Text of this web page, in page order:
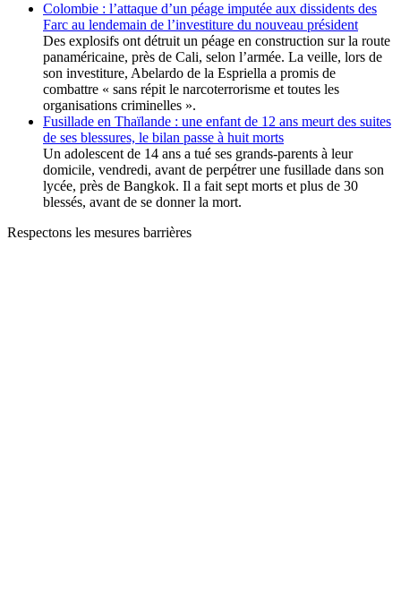
Colombie : l’attaque d’un péage imputée aux dissidents des
Farc au lendemain de l’investiture du nouveau président
Des explosifs ont détruit un péage en construction sur la route
panaméricaine, près de Cali, selon l’armée. La veille, lors de
son investiture, Abelardo de la Espriella a promis de
combattre « sans répit le narcoterrorisme et toutes les
organisations criminelles ».
Fusillade en Thaïlande : une enfant de 12 ans meurt des suites
de ses blessures, le bilan passe à huit morts
Un adolescent de 14 ans a tué ses grands-parents à leur
domicile, vendredi, avant de perpétrer une fusillade dans son
lycée, près de Bangkok. Il a fait sept morts et plus de 30
blessés, avant de se donner la mort.
Respectons les mesures barrières